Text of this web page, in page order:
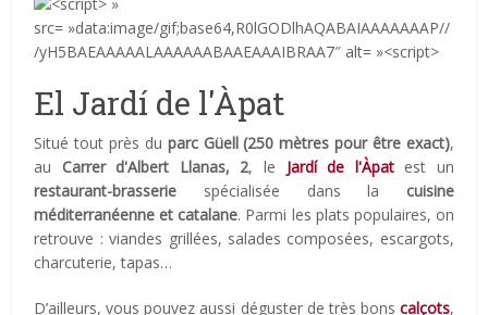
El Jardí de l'Àpat
Situé tout près du parc Güell (250 mètres pour être exact),
au Carrer d'Albert Llanas, 2, le Jardí de l'Àpatest un
restaurant-brasserie spécialisée dans la cuisine
méditerranéenne et catalane. Parmi les plats populaires, on
retrouve : viandes grillées, salades composées, escargots,
charcuterie, tapas…
D’ailleurs, vous pouvez aussi déguster de très bons calçots,